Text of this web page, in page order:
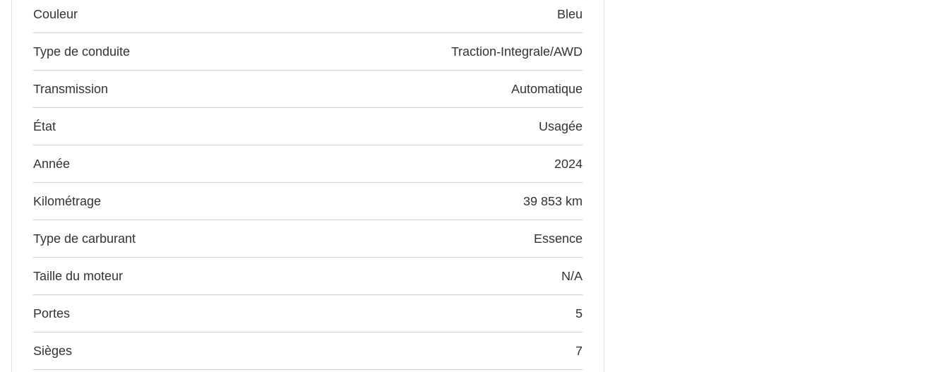
Couleur bleu
Type de conduite Traction-Integrale/AWD
Transmission Automatique
État Usagée
Année 2024
Kilométrage 39 853 km
Type de carburant Essence
Taille du moteur N/A
Portes 5
Sièges 7